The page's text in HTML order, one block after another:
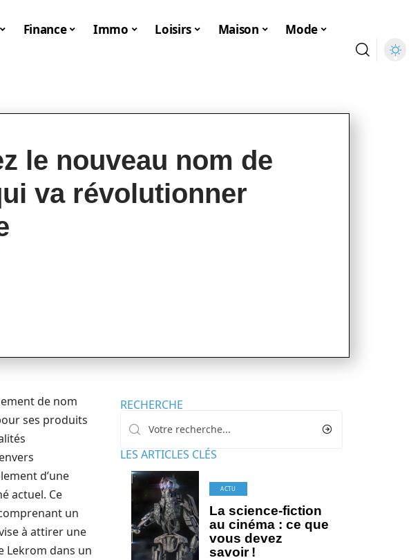
Finance Immo Loisirs Maison Mode
le nouveau nom de
va révolutionner
de nom
ses produits
d’une
actuel. Ce
un
à attirer une
Lekrom dans un
RECHERCHE
LES ARTICLES CLÉS
ACTU
La science-fiction
au cinéma : ce que
vous devez
savoir !